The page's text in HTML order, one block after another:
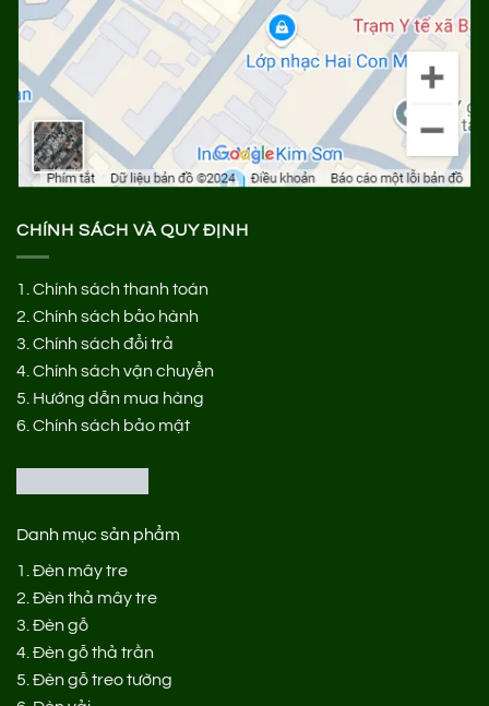
CHÍNH SÁCH VÀ QUY ĐỊNH
1.Chính sách thanh toán
2.Chính sách bảo hành
3.Chính sách đổi trả
4.Chính sách vận chuyển
5. Hướng dẫn mua hàng
6.Chính sách bảo mật
Danh mục sản phẩm
1.Đèn mây tre
2.Đèn thả mây tre
3.Đèn gỗ
4.Đèn gỗ thả trần
5.Đèn gỗ treo tường